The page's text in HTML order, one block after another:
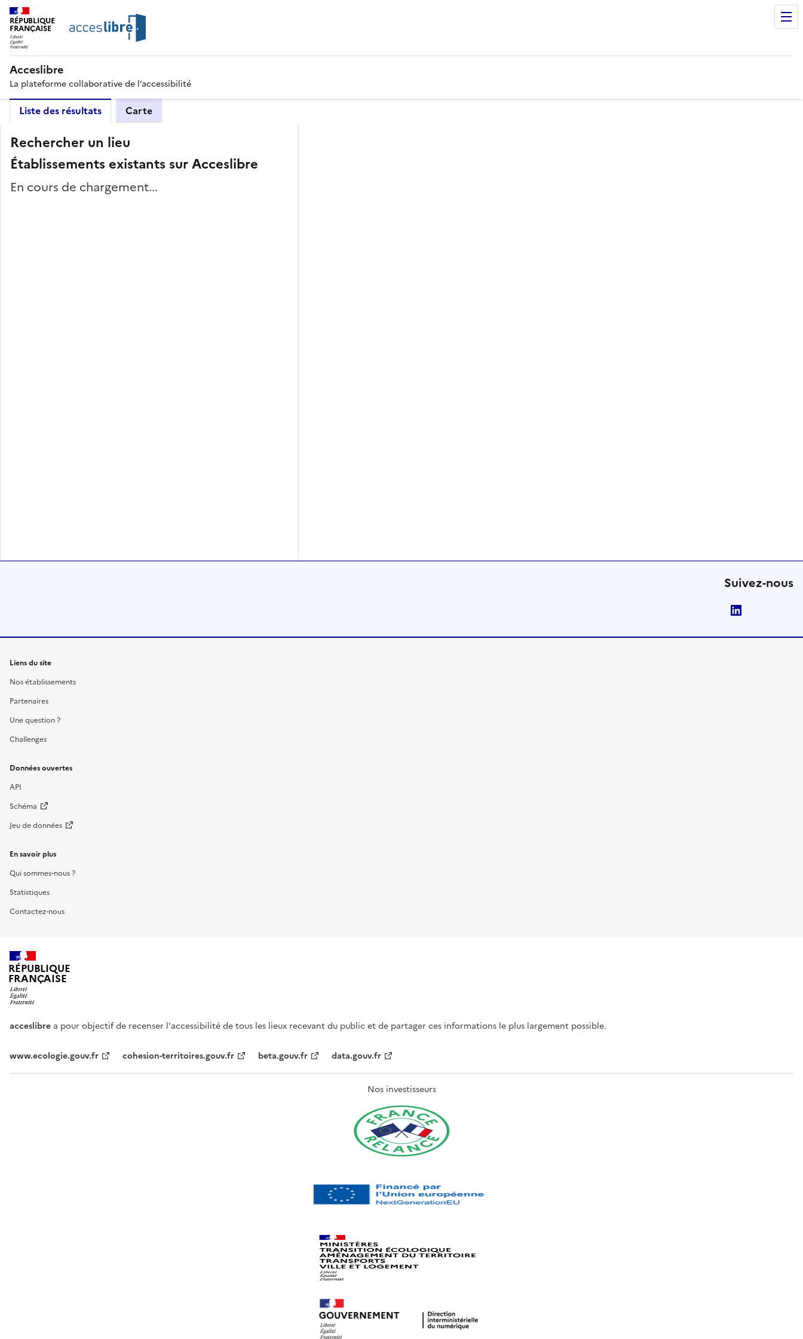
RÉPUBLIQUE
FRANÇAISE
Acceslibre
La plateforme collaborative de l’accessibilité
Liste des résultats Carte
Rechercher un lieu
Établissements existants sur Acceslibre
En cours de chargement...
Suivez-nous
Liens du site
Nos établissements
Partenaires
Une question ?
Challenges
Données ouvertes
API
Schéma
Jeu de données
En savoir plus
Qui sommes-nous ?
Statistiques
Contactez-nous
RÉPUBLIQUE
FRANÇAISE
acceslibre a pour objectif de recenser l'accessibilité de tous les lieux recevant du public et de partager ces informations le plus largement possible.
www.ecologie.gouv.fr cohesion-territoires.gouv.fr beta.gouv.fr data.gouv.fr
Nos investisseurs